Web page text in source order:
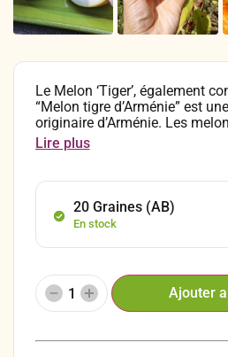
Le Melon ‘Tiger’, également
“Melon tigre d’Arménie” est
originaire d’Arménie. Les
distinguent par leur épiderme
rouge feu, bien que certains
délicieusement sucrée et
Lire plus
20 Graines (AB)
En stock
Ajouter